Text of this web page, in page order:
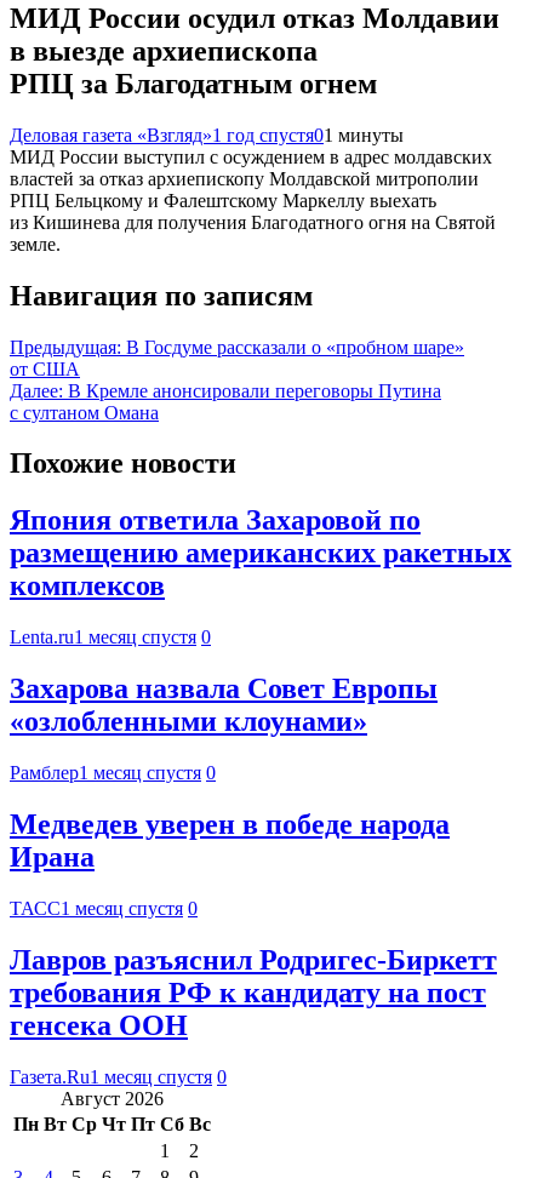
МИД России осудил отказ Молдавии
в выезде архиепископа
РПЦ за Благодатным огнем
Деловая газета «Взгляд»1 год спустя01 минуты
МИД России выступил с осуждением в адрес молдавских
властей за отказ архиепископу Молдавской митрополии
РПЦ Бельцкому и Фалештскому Маркеллу выехать
из Кишинева для получения Благодатного огня на Святой
земле.
Навигация по записям
Предыдущая: В Госдуме рассказали о «пробном шаре»
от США
Далее: В Кремле анонсировали переговоры Путина
с султаном Омана
Похожие новости
Япония ответила Захаровой по
размещению американских ракетных
комплексов
Lenta.ru1 месяц спустя 0
Захарова назвала Совет Европы
«озлобленными клоунами»
Рамблер1 месяц спустя 0
Медведев уверен в победе народа
Ирана
ТАСС1 месяц спустя 0
Лавров разъяснил Родригес-Биркетт
требования РФ к кандидату на пост
генсека ООН
Газета.Ru1 месяц спустя 0
Август 2026
Пн Вт Ср Чт Пт Сб Вс
1
2